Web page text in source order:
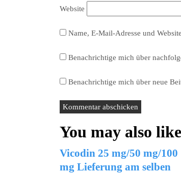
Website
Name, E-Mail-Adresse und
Benachrichtige mich über
Benachrichtige mich über neue
You may also
Vicodin 25 mg/50 mg/100
mg Lieferung am selben